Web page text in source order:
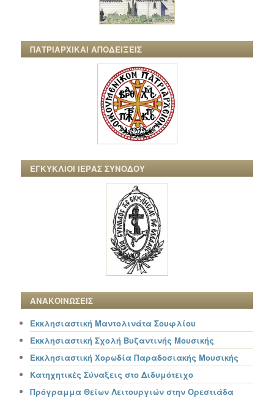
ΠΑΤΡΙΑΡΧΙΚΑΙ ΑΠΟΔΕΙΞΕΙΣ
ΕΓΚΥΚΛΙΟΙ ΙΕΡΑΣ ΣΥΝΟΔΟΥ
ΑΝΑΚΟΙΝΩΣΕΙΣ
Εκκλησιαστική Μαντολινάτα Σουφλίου
Εκκλησιαστική Σχολή Βυζαντινής Μουσικής
Εκκλησιαστική Χορωδία Παραδοσιακής Μουσικής
Κατηχητικές Σύναξεις στο Διδυμότειχο
Πρόγραμμα Θείων Λειτουργιών στην Ορεστιάδα